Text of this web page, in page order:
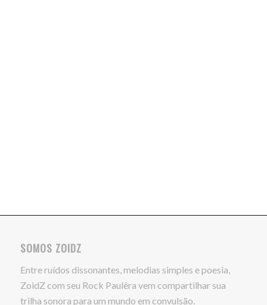
SOMOS ZOIDZ
Entre ruídos dissonantes, melodias simples e poesia,
ZoidZ com seu Rock Paulêra vem compartilhar sua
trilha sonora para um mundo em convulsão.